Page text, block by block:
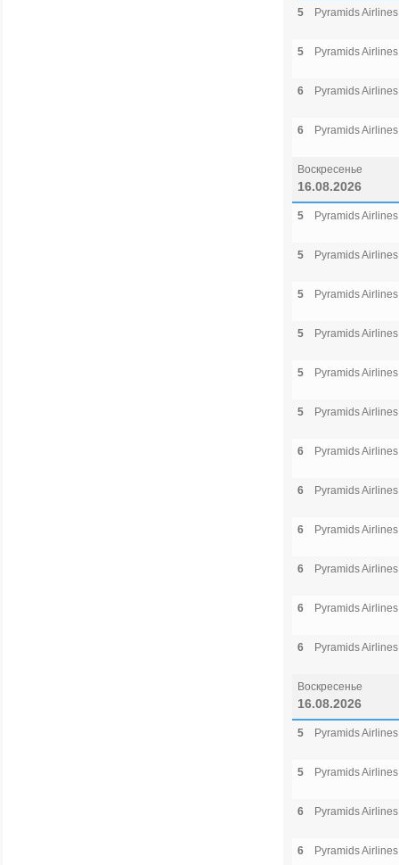
5 Pyramids Airlines
5 Pyramids Airlines
6 Pyramids Airlines
6 Pyramids Airlines
Воскресенье
16.08.2026
5 Pyramids Airlines
5 Pyramids Airlines
5 Pyramids Airlines
5 Pyramids Airlines
5 Pyramids Airlines
5 Pyramids Airlines
6 Pyramids Airlines
6 Pyramids Airlines
6 Pyramids Airlines
6 Pyramids Airlines
6 Pyramids Airlines
6 Pyramids Airlines
Воскресенье
16.08.2026
5 Pyramids Airlines
5 Pyramids Airlines
6 Pyramids Airlines
6 Pyramids Airlines